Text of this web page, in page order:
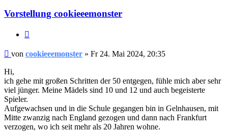
Vorstellung cookieeemonster
Beitrag
von cookieeemonster » Fr 24. Mai 2024, 20:35
Hi,
ich gehe mit großen Schritten der 50 entgegen, fühle mich aber sehr
viel jünger. Meine Mädels sind 10 und 12 und auch begeisterte
Spieler.
Aufgewachsen und in die Schule gegangen bin in Gelnhausen, mit
Mitte zwanzig nach England gezogen und dann nach Frankfurt
verzogen, wo ich seit mehr als 20 Jahren wohne.